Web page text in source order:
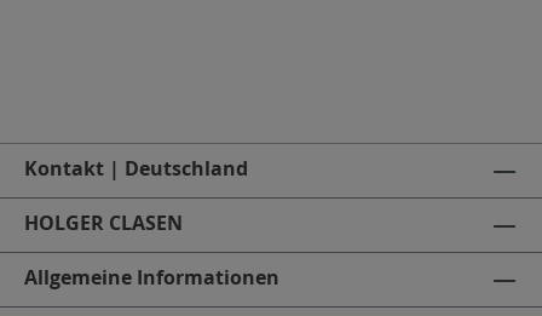
Kontakt | Deutschland
HOLGER CLASEN
Allgemeine Informationen